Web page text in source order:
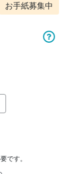
お手紙募集中
です。